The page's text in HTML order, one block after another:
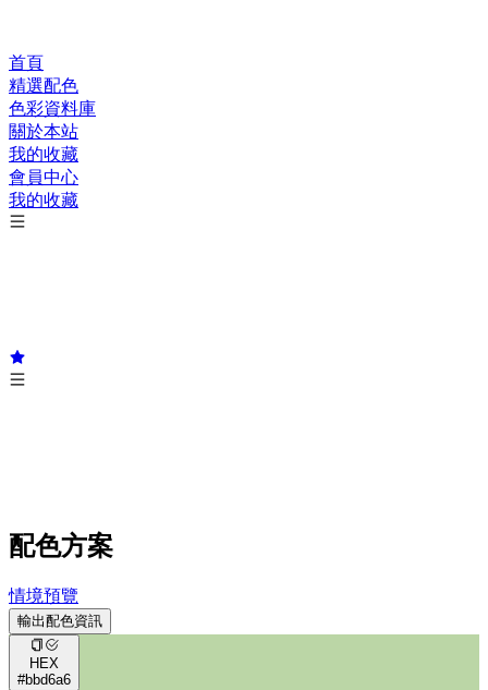
首頁
精選配色
色彩資料庫
關於本站
我的收藏
會員中心
我的收藏
配色方案
情境預覽
輸出配色資訊
HEX
#bbd6a6